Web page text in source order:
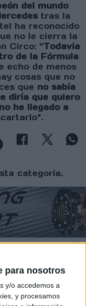
para nosotros
y/o accedemos a
y procesamos
del mundo
tras la
ha reconocido
no le cierra la
Circo: “Todavía
de la Fórmula
echo de menos
cosas que no
que no sabía
diría que quiero
he llegado a
categoría.